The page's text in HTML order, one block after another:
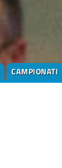
CAMPIONATI